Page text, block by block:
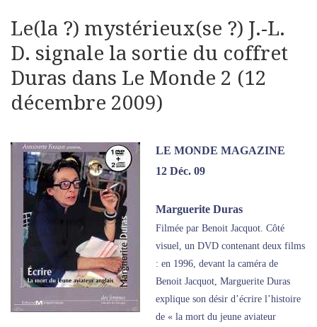
Le(la ?) mystérieux(se ?) J.-L.
D. signale la sortie du coffret
Duras dans Le Monde 2 (12
décembre 2009)
LE MONDE MAGAZINE
12 Déc. 09
Marguerite Duras
Filmée par Benoit Jacquot. Côté
visuel, un DVD contenant deux films
: en 1996, devant la caméra de
Benoit Jacquot, Marguerite Duras
explique son désir d’écrire l’histoire
de « la mort du jeune aviateur